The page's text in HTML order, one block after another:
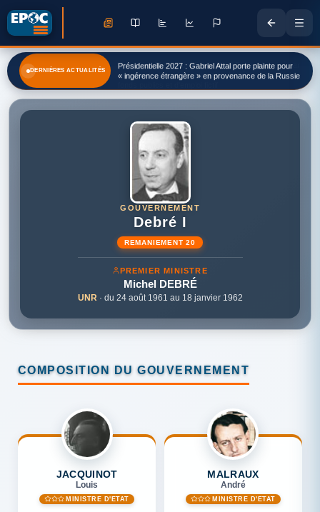
DERNIÈRES ACTUALITÉS
Présidentielle 2027 : Gabriel Attal porte plainte pour
« ingérence étrangère » en provenance de la Russie
GOUVERNEMENT
Debré I
REMANIEMENT 20
PREMIER MINISTRE
Michel DEBRÉ
UNR · du 24 août 1961 au 18 janvier 1962
COMPOSITION DU GOUVERNEMENT
JACQUINOT
Louis
MINISTRE D'ETAT
MALRAUX
André
MINISTRE D'ETAT